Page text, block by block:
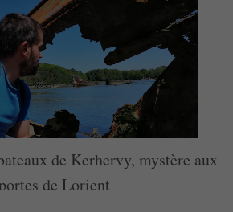
de Kerhervy, mystère aux
portes de Lorient